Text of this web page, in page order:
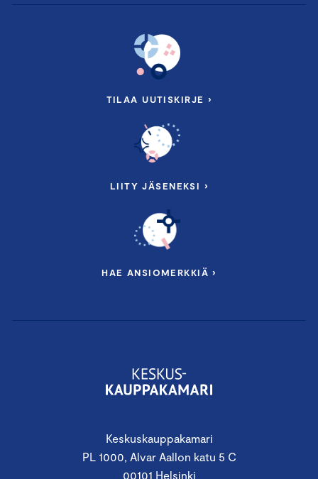
Keskuskauppakamari
PL 1000, Alvar Aallon katu 5 C
00101 Helsinki
TILAA UUTISKIRJE ›
LIITY JÄSENEKSI ›
HAE ANSIOMERKKIÄ ›